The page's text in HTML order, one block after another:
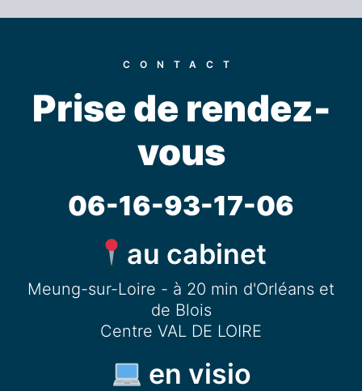
CONTACT
Prise de rendez-
vous
06-16-93-17-06
au cabinet
Meung-sur-Loire - à 20 min d'Orléans et
de Blois
Centre VAL DE LOIRE
en visio